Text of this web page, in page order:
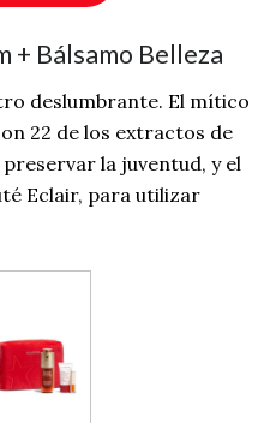
+ Bálsamo Belleza
deslumbrante. El mítico
22 de los extractos de
la juventud, y el
Eclair, para utilizar